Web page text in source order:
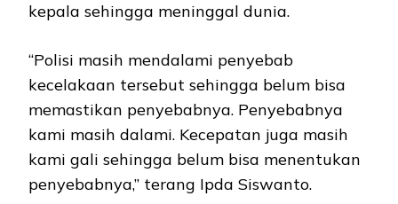
kepala sehingga meninggal dunia.
“Polisi masih mendalami penyebab
kecelakaan tersebut sehingga belum bisa
memastikan penyebabnya. Penyebabnya
kami masih dalami. Kecepatan juga masih
kami gali sehingga belum bisa menentukan
penyebabnya,” terang Ipda Siswanto.